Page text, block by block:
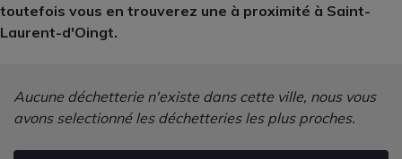
toutefois vous en trouverez une à proximité à Saint-
Laurent-d'Oingt.
Aucune déchetterie n'existe dans cette ville, nous vous
avons selectionné les déchetteries les plus proches.